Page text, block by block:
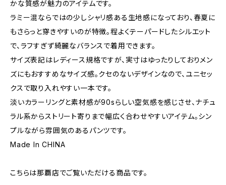
かな質感が魅力のアイテムです。
ラミー混ならではの少しシャリ感ある生地感になっており、春夏に
もさらっと穿きやすいのが特徴。程よくテーパードしたシルエット
で、ラフすぎず綺麗なバランスで着用できます。
サイズ表記はレディース規格ですが、実寸はゆったりしておりメン
ズにもおすすめなサイズ感。クセのないデザインなので、ユニセッ
クスで取り入れやすい一本です。
淡いカラーリングと素材感が90sらしい空気感を感じさせ、ナチュ
ラル系からストリート寄りまで幅広く合わせやすいアイテム。シン
プルながら雰囲気のあるパンツです。
Made In CHINA
こちらは那覇店でご覧いただける商品です。